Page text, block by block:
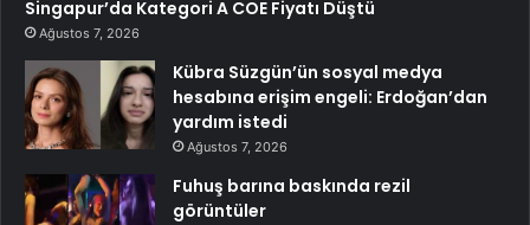
Singapur’da Kategori A COE Fiyatı Düştü
Ağustos 7, 2026
Kübra Süzgün’ün sosyal medya
hesabına erişim engeli: Erdoğan’dan
yardım istedi
Ağustos 7, 2026
Fuhuş barına baskında rezil
görüntüler